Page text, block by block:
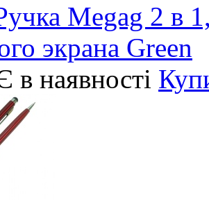
Megag 2 в
экрана Green
в наявності